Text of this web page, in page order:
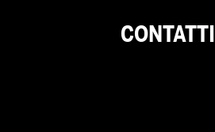
CONTATTI